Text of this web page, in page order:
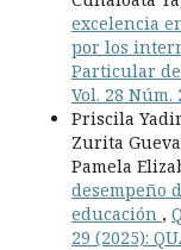
excelencia
por los
Particular
Vol. 28 Núm.
Priscila
Zurita
Pamela
desempeño
educación ,
29 (2025):